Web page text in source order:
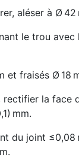
aléser à Ø
le trou avec
et fraisés Ø 18
rectifier la face
mm.
du joint ≤0,08